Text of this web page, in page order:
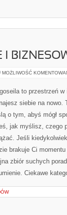
I
MOŻLIWOŚĆ
to przestrzeń
siebie na nowo.
o tym, abyś mógł
jak myślisz, czego
Jeśli
brakuje Ci
zbiór suchych
Ciekawe